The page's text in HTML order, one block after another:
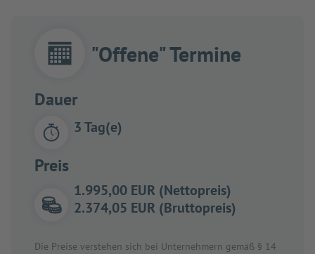
"Offene" Termine
Dauer
3 Tag(e)
Preis
1.995,00 EUR (Nettopreis)
2.374,05 EUR (Bruttopreis)
Die Preise verstehen sich bei Unternehmern gemäß § 14